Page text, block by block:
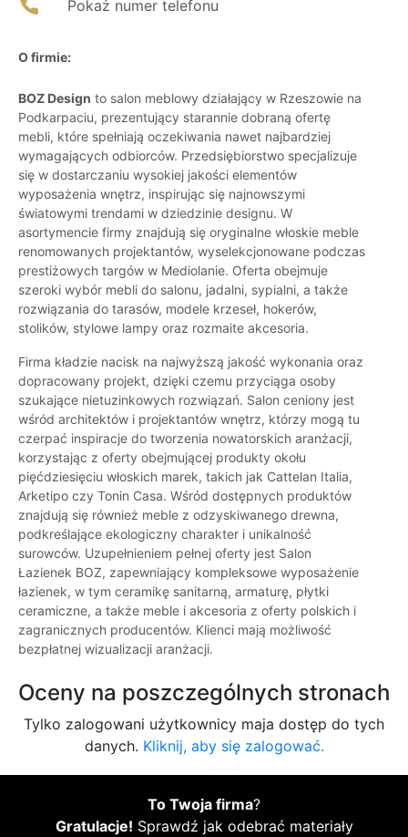
Pokaż numer telefonu
O firmie:
BOZ Design to salon meblowy działający w Rzeszowie na
Podkarpaciu, prezentujący starannie dobraną ofertę
mebli, które spełniają oczekiwania nawet najbardziej
wymagających odbiorców. Przedsiębiorstwo specjalizuje
się w dostarczaniu wysokiej jakości elementów
wyposażenia wnętrz, inspirując się najnowszymi
światowymi trendami w dziedzinie designu. W
asortymencie firmy znajdują się oryginalne włoskie meble
renomowanych projektantów, wyselekcjonowane podczas
prestiżowych targów w Mediolanie. Oferta obejmuje
szeroki wybór mebli do salonu, jadalni, sypialni, a także
rozwiązania do tarasów, modele krzeseł, hokerów,
stolików, stylowe lampy oraz rozmaite akcesoria.
Firma kładzie nacisk na najwyższą jakość wykonania oraz
dopracowany projekt, dzięki czemu przyciąga osoby
szukające nietuzinkowych rozwiązań. Salon ceniony jest
wśród architektów i projektantów wnętrz, którzy mogą tu
czerpać inspiracje do tworzenia nowatorskich aranżacji,
korzystając z oferty obejmującej produkty okołu
pięćdziesięciu włoskich marek, takich jak Cattelan Italia,
Arketipo czy Tonin Casa. Wśród dostępnych produktów
znajdują się również meble z odzyskiwanego drewna,
podkreślające ekologiczny charakter i unikalność
surowców. Uzupełnieniem pełnej oferty jest Salon
Łazienek BOZ, zapewniający kompleksowe wyposażenie
łazienek, w tym ceramikę sanitarną, armaturę, płytki
ceramiczne, a także meble i akcesoria z oferty polskich i
zagranicznych producentów. Klienci mają możliwość
bezpłatnej wizualizacji aranżacji.
Oceny na poszczególnych stronach
Tylko zalogowani użytkownicy maja dostęp do tych
danych. Kliknij, aby się zalogować.
To Twoja firma?
Gratulacje! Sprawdź jak odebrać materiały